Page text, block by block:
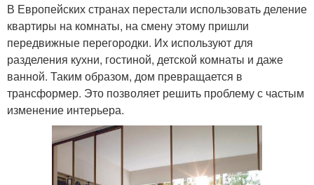
В Европейских странах перестали использовать деление
квартиры на комнаты, на смену этому пришли
передвижные перегородки. Их используют для
разделения кухни, гостиной, детской комнаты и даже
ванной. Таким образом, дом превращается в
трансформер. Это позволяет решить проблему с частым
изменение интерьера.